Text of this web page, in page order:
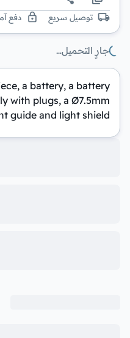
توصيل سريع دفع
جارٍ التحميل…
a battery, a battery
with plugs, a Ø7.5mm
guide and light shield.